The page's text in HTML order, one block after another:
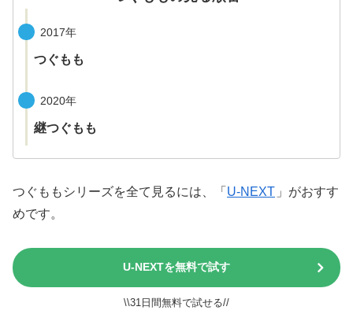
2017年
つぐもも
2020年
継つぐもも
つぐももシリーズを全て見るには、「 U-NEXT 」がおすす
めです。
U-NEXTを無料で試す
\\31日間無料で試せる//